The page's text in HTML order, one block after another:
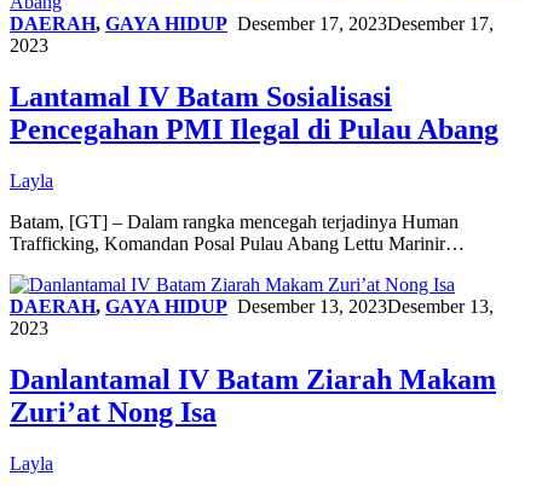
DAERAH, GAYA HIDUP Desember 17, 2023Desember 17,
2023
Lantamal IV Batam Sosialisasi
Pencegahan PMI Ilegal di Pulau Abang
Layla
Batam, [GT] – Dalam rangka mencegah terjadinya Human
Trafficking, Komandan Posal Pulau Abang Lettu Marinir…
DAERAH, GAYA HIDUP Desember 13, 2023Desember 13,
2023
Danlantamal IV Batam Ziarah Makam
Zuri’at Nong Isa
Layla